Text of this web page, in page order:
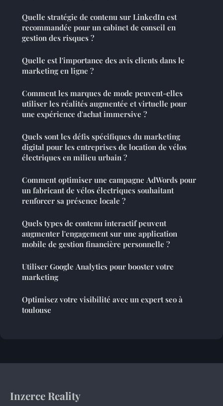
Quelle stratégie de contenu sur LinkedIn est
recommandée pour un cabinet de conseil en
gestion des risques ?
Quelle est l'importance des avis clients dans le
marketing en ligne ?
Comment les marques de mode peuvent-elles
utiliser les réalités augmentée et virtuelle pour
une expérience d'achat immersive ?
Quels sont les défis spécifiques du marketing
digital pour les entreprises de location de vélos
électriques en milieu urbain ?
Comment optimiser une campagne AdWords pour
un fabricant de vélos électriques souhaitant
renforcer sa présence locale ?
Quels types de contenu interactif peuvent
augmenter l'engagement sur une application
mobile de gestion financière personnelle ?
Utiliser Google Analytics pour booster votre
marketing
Optimisez votre visibilité avec un expert seo à
toulouse
Inzerce Reality